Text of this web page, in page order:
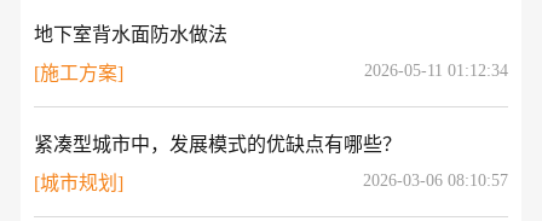
地下室背水面防水做法
[施工方案]
2026-05-11 01:12:34
紧凑型城市中，发展模式的优缺点有哪些？
[城市规划]
2026-03-06 08:10:57